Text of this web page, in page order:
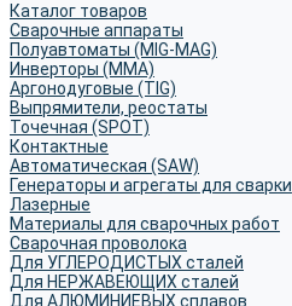
Каталог товаров
Сварочные аппараты
Полуавтоматы (MIG-MAG)
Инверторы (MMA)
Аргонодуговые (TIG)
Выпрямители, реостаты
Точечная (SPOT)
Контактные
Автоматическая (SAW)
Генераторы и агрегаты для сварки
Лазерные
Материалы для сварочных работ
Сварочная проволока
Для УГЛЕРОДИСТЫХ сталей
Для НЕРЖАВЕЮЩИХ сталей
Для АЛЮМИНИЕВЫХ сплавов